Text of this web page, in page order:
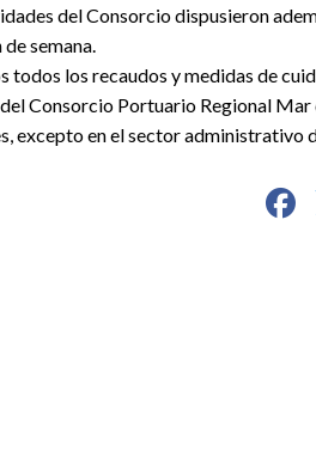
del Consorcio dispusieron
semana.
todos los recaudos y medidas de
Consorcio Portuario Regional
excepto en el sector administrativo